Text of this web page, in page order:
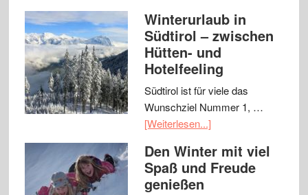
Winterurlaub in
Südtirol – zwischen
Hütten- und
Hotelfeeling
Südtirol ist für viele das
Wunschziel Nummer 1, …
[Weiterlesen...]
Den Winter mit viel
Spaß und Freude
genießen